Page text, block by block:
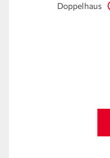
Doppelhaus